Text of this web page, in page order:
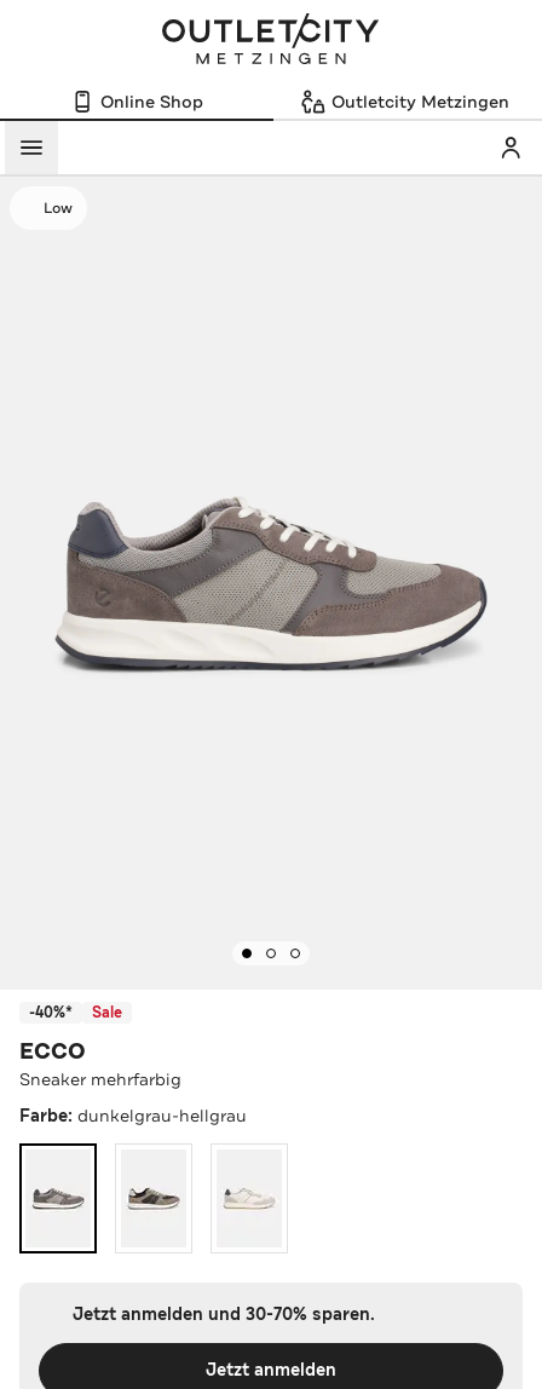
Online Shop Outletcity Metzingen
Menü
Low
-40%* Sale
ECCO
Sneaker mehrfarbig
Farbe: dunkelgrau-hellgrau
Jetzt anmelden und 30-70% sparen.
Jetzt anmelden